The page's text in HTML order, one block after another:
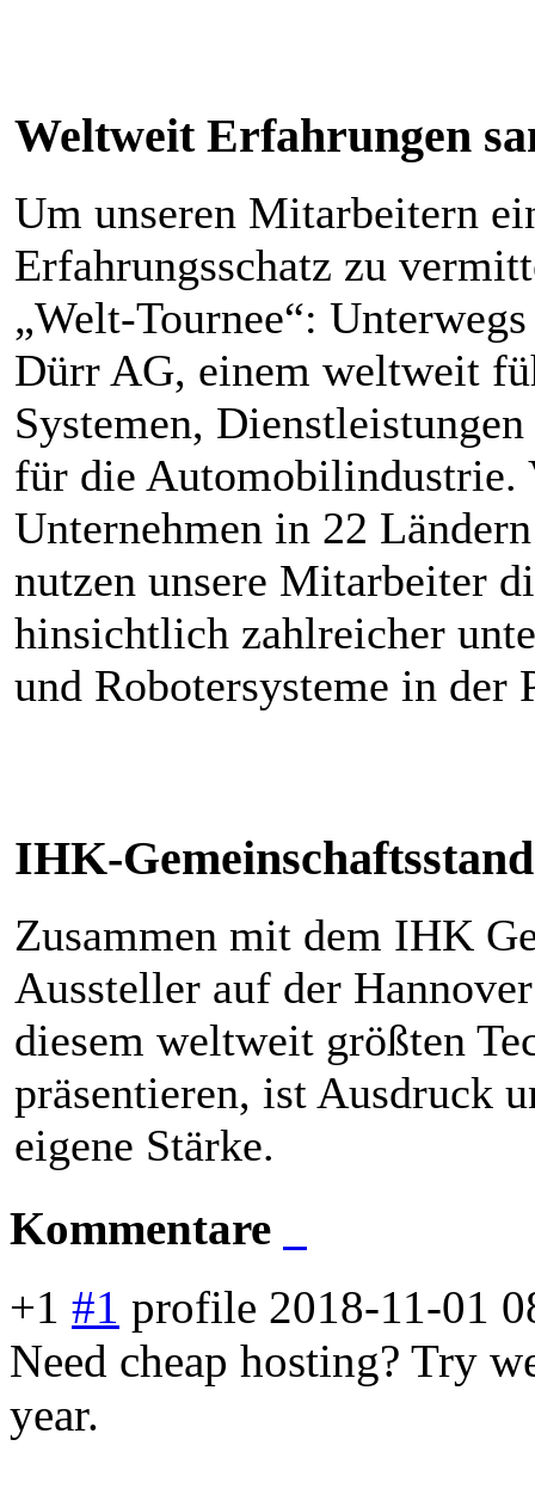
Weltweit Erfahrungen
Um unseren Mitarbeitern
Erfahrungsschatz zu
„Welt-Tournee“:
Dürr AG, einem weltweit
Systemen,
für die Automobilindustrie.
Unternehmen in 22
nutzen unsere Mitarbeiter
hinsichtlich zahlreicher
und Robotersysteme in der
IHK-Gemeinschaftsstand
Zusammen mit dem IHK
Aussteller auf der
diesem weltweit größten
präsentieren, ist Ausdruck
eigene Stärke.
Kommentare
+1 #1 profile 2018-11-01
Need cheap hosting? Try
year.